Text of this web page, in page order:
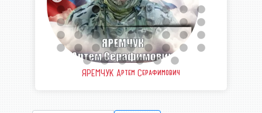
ЯРЕМЧУК Артем Серафимович